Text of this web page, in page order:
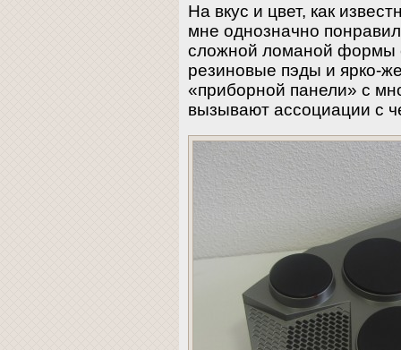
На вкус и цвет, как
мне однозначно
сложной ломаной формы
резиновые пэды и ярко-
«приборной панели» с
вызывают ассоциации с